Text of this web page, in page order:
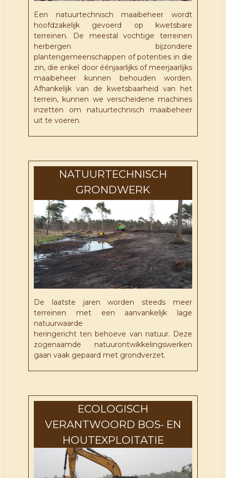
Een natuurtechnisch maaibeheer wordt
hoofdzakelijk gevoerd op kwetsbare
terreinen. De meestal vochtige terreinen
herbergen bijzondere
plantengemeenschappen of potenties in die
zin, die enkel door éénjaarlijks of meerjaarlijks
maaibeheer kunnen behouden worden.
Afhankelijk van de kwetsbaarheid van het
terrein, kunnen we verscheidene machines
inzetten om natuurtechnisch maaibeheer
uit te voeren.
NATUURTECHNISCH
GRONDWERK
De laatste jaren worden steeds meer
terreinen met een aanvankelijk lage
natuurwaarde
heringericht ten behoeve van natuur. Deze
zogenaamde natuurontwikkelingswerken
gaan vaak gepaard met grondverzet.
ECOLOGISCH
VERANTWOORD BOS- EN
HOUTEXPLOITATIE